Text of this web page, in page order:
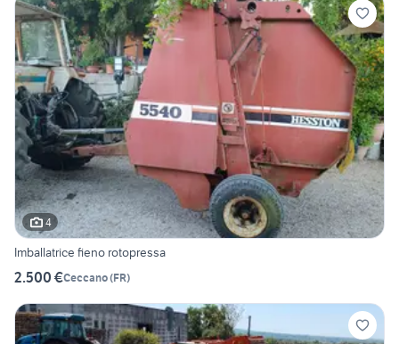
4
Imballatrice fieno rotopressa
2.500 €Ceccano(FR)